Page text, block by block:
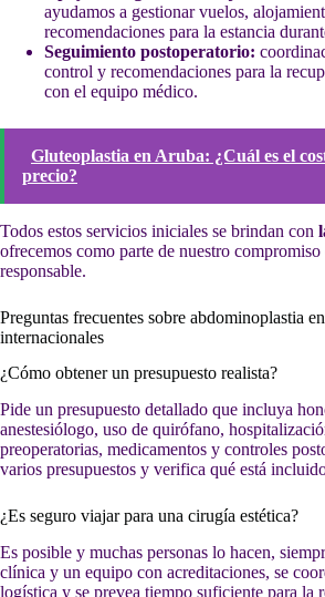
ayudamos a gestionar vuelos,
recomendaciones para la estancia
Seguimiento postoperatorio:
control y recomendaciones para la
con el equipo médico.
Gluteoplastia en Aruba: ¿Cuál es el
precio?
Todos estos servicios iniciales se brindan con
ofrecemos como parte de nuestro
responsable.
Preguntas frecuentes sobre abdominoplastia
internacionales
¿Cómo obtener un presupuesto realista?
Pide un presupuesto detallado que incluya
anestesiólogo, uso de quirófano,
preoperatorias, medicamentos y controles
varios presupuestos y verifica qué está
¿Es seguro viajar para una cirugía estética?
Es posible y muchas personas lo hacen,
clínica y un equipo con acreditaciones, se
logística y se prevea tiempo suficiente para la